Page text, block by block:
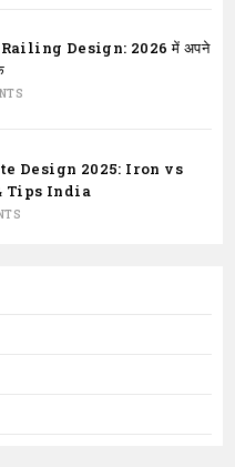
Railing Design: 2026 में अपने
Design 2025: Iron vs
Tips India